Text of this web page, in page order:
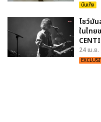
บันเทิง
โชว์มั
ในไทย
24 เม.ย